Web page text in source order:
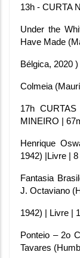
13h - CURTA
Under the
Have Made
Bélgica, 2020
Colmeia
17h
MINEIRO |
Henrique
1942) |Livre | 8
Fantasia
J. Octaviano
1942) | Livre |
Ponteio – 2o
Tavares